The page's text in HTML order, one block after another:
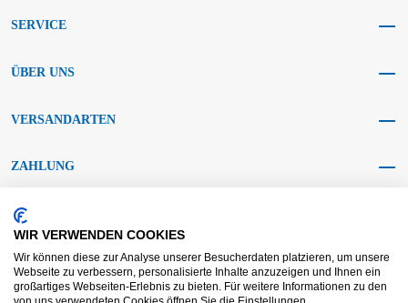
SERVICE
ÜBER UNS
VERSANDARTEN
ZAHLUNG
SOCIAL MEDIA
WIR VERWENDEN COOKIES
Wir können diese zur Analyse unserer Besucherdaten platzieren, um unsere
Webseite zu verbessern, personalisierte Inhalte anzuzeigen und Ihnen ein
großartiges Webseiten-Erlebnis zu bieten. Für weitere Informationen zu den